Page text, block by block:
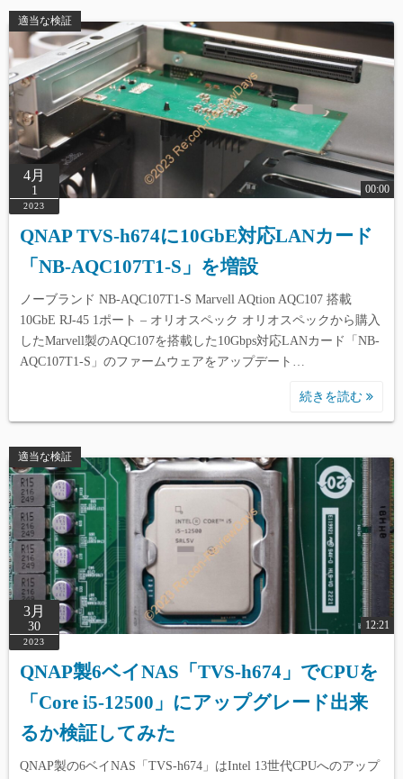
適当な検証
4月
1
2023
00:00
QNAP TVS-h674に10GbE対応LANカード
「NB-AQC107T1-S」を増設
ノーブランド NB-AQC107T1-S Marvell AQtion AQC107 搭載
10GbE RJ-45 1ポート – オリオスペック オリオスペックから購入
したMarvell製のAQC107を搭載した10Gbps対応LANカード「NB-
AQC107T1-S」のファームウェアをアップデート…
続きを読む
適当な検証
3月
30
2023
12:21
QNAP製6ベイNAS「TVS-h674」でCPUを
「Core i5-12500」にアップグレード出来
るか検証してみた
QNAP製の6ベイNAS「TVS-h674」はIntel 13世代CPUへのアップ